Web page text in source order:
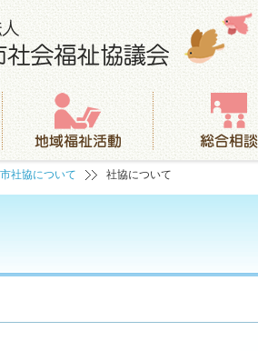
協議会
地域福祉活動
総合相談
社協について 社協について